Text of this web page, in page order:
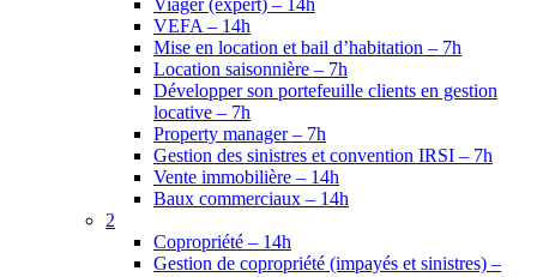
Viager (expert) – 14h
VEFA – 14h
Mise en location et bail d’habitation – 7h
Location saisonnière – 7h
Développer son portefeuille clients en gestion
locative – 7h
Property manager – 7h
Gestion des sinistres et convention IRSI – 7h
Vente immobilière – 14h
Baux commerciaux – 14h
2
Copropriété – 14h
Gestion de copropriété (impayés et sinistres) –